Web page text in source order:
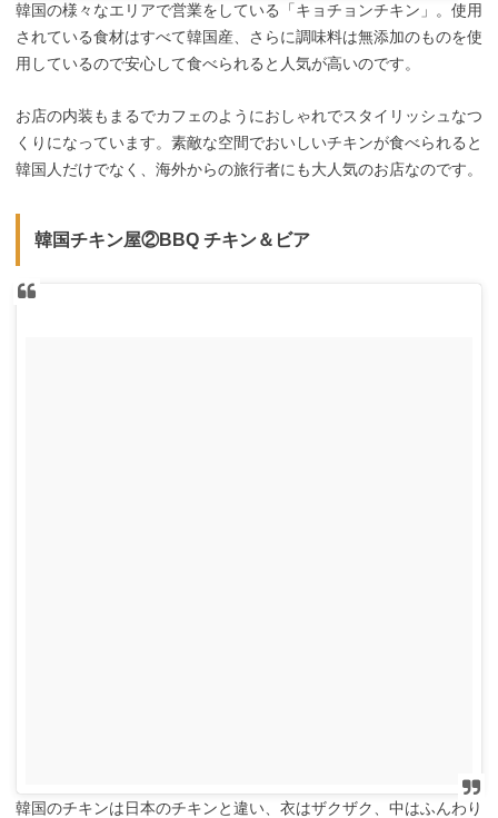
韓国の様々なエリアで営業をしている「キョチョンチキン」。使用
されている食材はすべて韓国産、さらに調味料は無添加のものを使
用しているので安心して食べられると人気が高いのです。
お店の内装もまるでカフェのようにおしゃれでスタイリッシュなつ
くりになっています。素敵な空間でおいしいチキンが食べられると
韓国人だけでなく、海外からの旅行者にも大人気のお店なのです。
韓国チキン屋②BBQ チキン＆ビア
韓国のチキンは日本のチキンと違い、衣はザクザク、中はふんわり